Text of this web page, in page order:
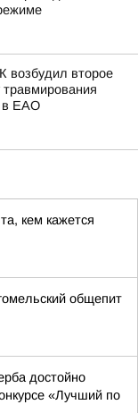
возбудил второе
в ЕАО
кем кажется
общепит
достойно
«Лучший по